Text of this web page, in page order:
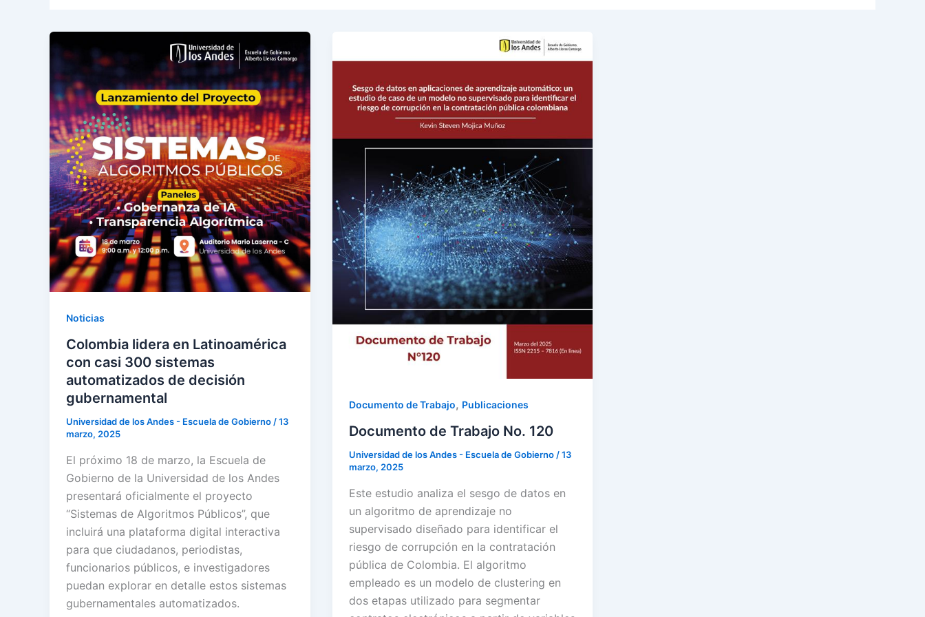
Noticias
Colombia lidera en Latinoamérica
con casi 300 sistemas
automatizados de decisión
gubernamental
Universidad de los Andes - Escuela de Gobierno/13
marzo, 2025
El próximo 18 de marzo, la Escuela de
Gobierno de la Universidad de los Andes
presentará oficialmente el proyecto
“Sistemas de Algoritmos Públicos”, que
incluirá una plataforma digital interactiva
para que ciudadanos, periodistas,
funcionarios públicos, e investigadores
puedan explorar en detalle estos sistemas
gubernamentales automatizados.
Documento de Trabajo, Publicaciones
Documento de Trabajo No. 120
Universidad de los Andes - Escuela de Gobierno /13
marzo, 2025
Este estudio analiza el sesgo de datos en
un algoritmo de aprendizaje no
supervisado diseñado para identificar el
riesgo de corrupción en la contratación
pública de Colombia. El algoritmo
empleado es un modelo de clustering en
dos etapas utilizado para segmentar